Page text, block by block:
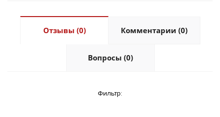
Отзывы (0) Комментарии (0)
Вопросы (0)
Фильтр: